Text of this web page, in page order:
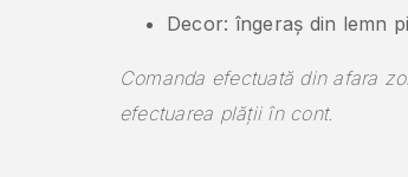
Decor: îngeraș din lemn
Comanda efectuată din afara
efectuarea plății în cont.